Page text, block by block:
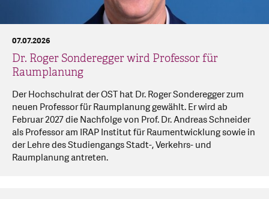
Dr. Roger Sonderegger wird Professor für
Raumplanung
07.07.2026
Der Hochschulrat der OST hat Dr. Roger Sonderegger zum
neuen Professor für Raumplanung gewählt. Er wird ab
Februar 2027 die Nachfolge von Prof. Dr. Andreas Schneider
als Professor am IRAP Institut für Raumentwicklung sowie in
der Lehre des Studiengangs Stadt-, Verkehrs- und
Raumplanung antreten.